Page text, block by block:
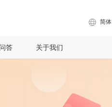
简体
答 关于我们